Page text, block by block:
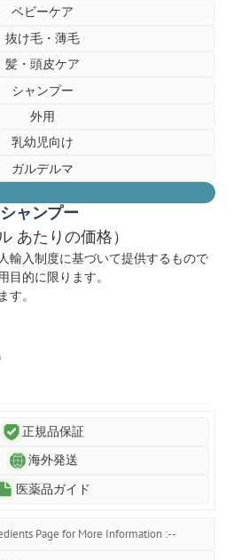
ベビーケア
抜け毛・薄毛
髪・頭皮ケア
シャンプー
外用
乳幼児向け
ガルデルマ
ャンプー
あたりの価格）
輸入制度に基づいて提供するもので
目的に限ります。
す。
正規品保証
海外発送
医薬品ガイド
Page for More Information :--